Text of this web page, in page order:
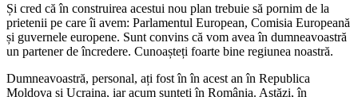
Și cred că în construirea acestui nou plan trebuie să pornim de la
prietenii pe care îi avem: Parlamentul European, Comisia Europeană
și guvernele europene. Sunt convins că vom avea în dumneavoastră
un partener de încredere. Cunoașteți foarte bine regiunea noastră.
Dumneavoastră, personal, ați fost în în acest an în Republica
Moldova și Ucraina, iar acum sunteți în România. Astăzi, în